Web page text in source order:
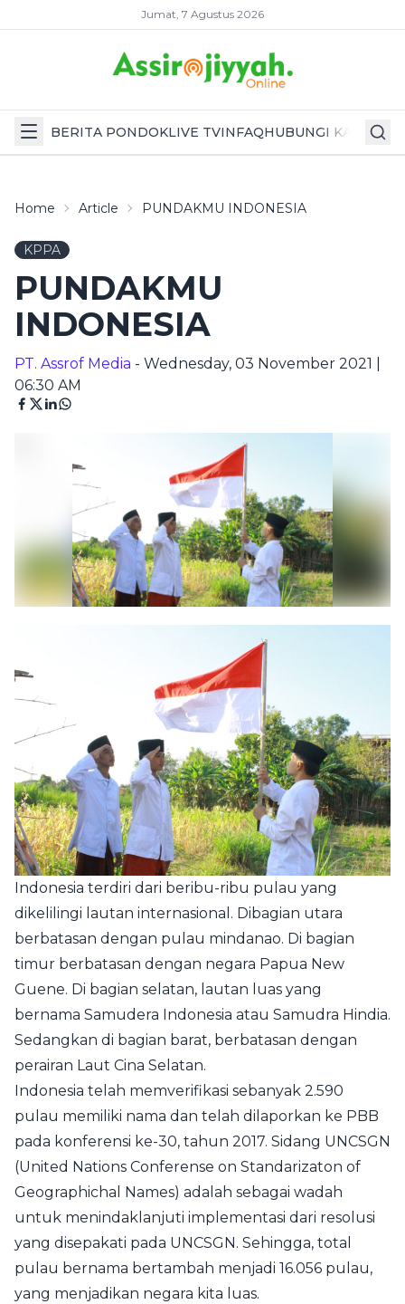
Jumat, 7 Agustus 2026
BERITA PONDOKLIVE TVINFAQHUBUNGI KAMI
Home Article PUNDAKMU INDONESIA
KPPA
PUNDAKMU
INDONESIA
PT. Assrof Media - Wednesday, 03 November 2021 |
06:30 AM
Indonesia terdiri dari beribu-ribu pulau yang
dikelilingi lautan internasional. Dibagian utara
berbatasan dengan pulau mindanao. Di bagian
timur berbatasan dengan negara Papua New
Guene. Di bagian selatan, lautan luas yang
bernama Samudera Indonesia atau Samudra Hindia.
Sedangkan di bagian barat, berbatasan dengan
perairan Laut Cina Selatan.
Indonesia telah memverifikasi sebanyak 2.590
pulau memiliki nama dan telah dilaporkan ke PBB
pada konferensi ke-30, tahun 2017. Sidang UNCSGN
(United Nations Conferense on Standarizaton of
Geographichal Names) adalah sebagai wadah
untuk menindaklanjuti implementasi dari resolusi
yang disepakati pada UNCSGN. Sehingga, total
pulau bernama bertambah menjadi 16.056 pulau,
yang menjadikan negara kita luas.